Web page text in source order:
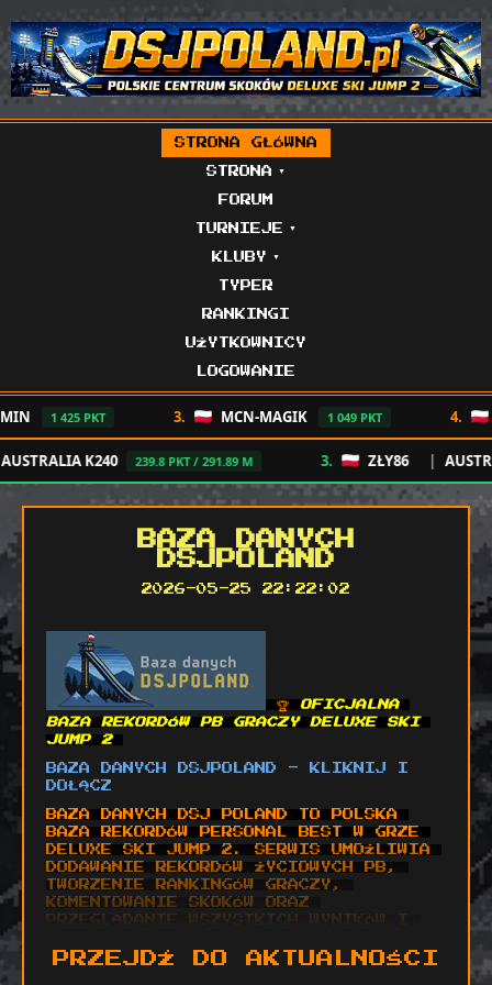
STRONA GŁÓWNA
STRONA ▼
FORUM
TURNIEJE ▼
KLUBY ▼
TYPER
RANKINGI
UŻYTKOWNICY
LOGOWANIE
425 PKT MCN-MAGIK 1 049 PKT
239.8 PKT / 291.89 M 3. | AUSTRALIA K240
BAZA DANYCH
DSJPOLAND
2026-05-25 22:22:02
🏆 OFICJALNA
BAZA REKORDÓW PB GRACZY DELUXE SKI
JUMP 2
BAZA DANYCH DSJPOLAND - KLIKNIJ I
DOŁĄCZ
BAZA DANYCH DSJ POLAND TO POLSKA
BAZA REKORDÓW PERSONAL BEST W GRZE
DELUXE SKI JUMP 2. SERWIS UMOŻLIWIA
DODAWANIE REKORDÓW ŻYCIOWYCH PB,
TWORZENIE RANKINGÓW GRACZY,
KOMENTOWANIE SKOKÓW ORAZ
PRZEGLĄDANIE WSZYSTKICH WYNIKÓW I
SPOŁECZNOŚCI FANÓW DELUXE SKI JUMP 2
PRZEJDŹ DO AKTUALNOŚCI